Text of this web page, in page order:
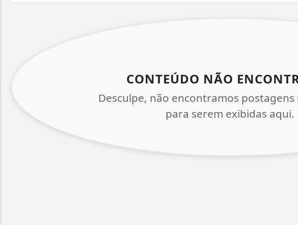
CONTEÚDO NÃO
Desculpe, não encontramos postagens
para serem exibidas aqui.